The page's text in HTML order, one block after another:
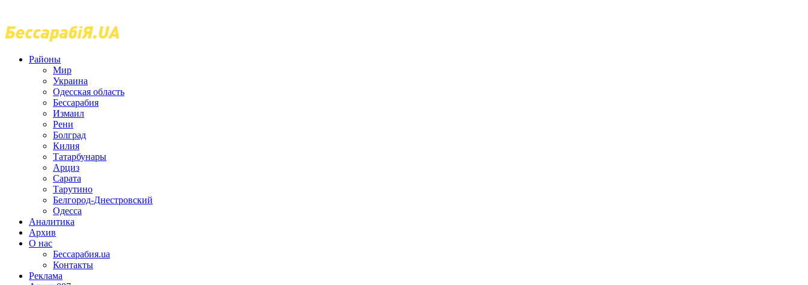
Районы
Мир
Украина
Одесская область
Бессарабия
Измаил
Рени
Болград
Килия
Татарбунары
Арциз
Сарата
Тарутино
Белгород-Днестровский
Одесса
Аналитика
Архив
О нас
Бессарабия.ua
Контакты
Реклама